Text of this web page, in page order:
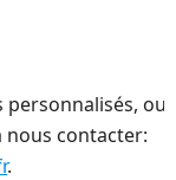
ou
nous contacter:
.